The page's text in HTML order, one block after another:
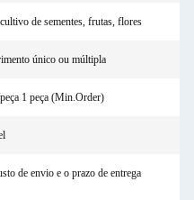
de sementes, frutas, flores
único ou múltipla
1 peça (Min.Order)
de envio e o prazo de entrega